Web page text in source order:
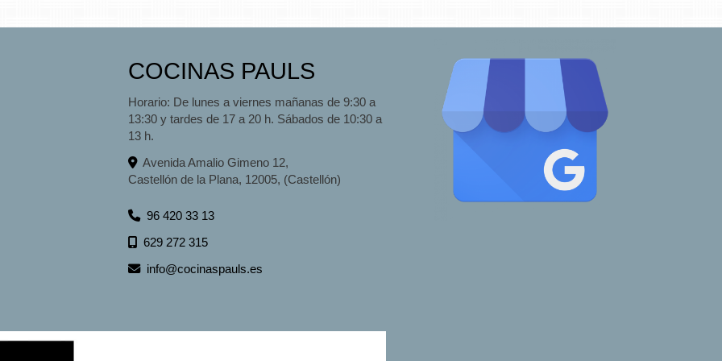
COCINAS PAULS
Horario: De lunes a viernes mañanas de 9:30 a
13:30 y tardes de 17 a 20 h. Sábados de 10:30 a
13 h.
Avenida Amalio Gimeno 12,
Castellón de la Plana, 12005, (Castellón)
96 420 33 13
629 272 315
info
cocinaspauls.es